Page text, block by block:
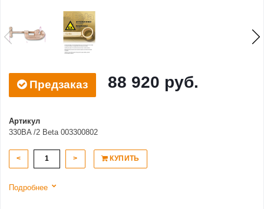
Предзаказ 88 920 руб.
Артикул
330BA /2 Beta 003300802
< > КУПИТЬ
Подробнее